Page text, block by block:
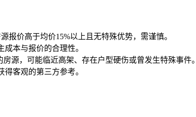
报价高于均价15%以上且无特殊优势，需谨慎。
本与报价的合理性。
源，可能临近高架、存在户型硬伤或曾发生特殊事件。
客观的第三方参考。